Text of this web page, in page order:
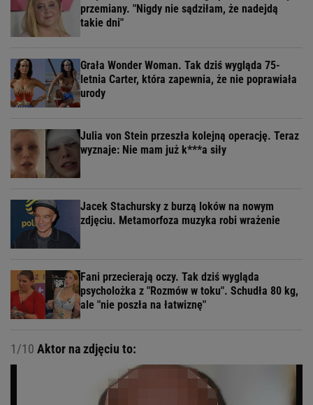
przemiany. "Nigdy nie sądziłam, że nadejdą
takie dni"
Grała Wonder Woman. Tak dziś wygląda 75-
letnia Carter, która zapewnia, że nie poprawiała
urody
Julia von Stein przeszła kolejną operację. Teraz
wyznaje: Nie mam już k***a siły
Jacek Stachursky z burzą loków na nowym
zdjęciu. Metamorfoza muzyka robi wrażenie
Fani przecierają oczy. Tak dziś wygląda
psycholożka z "Rozmów w toku". Schudła 80 kg,
ale "nie poszła na łatwiznę"
1/10 Aktor na zdjęciu to: